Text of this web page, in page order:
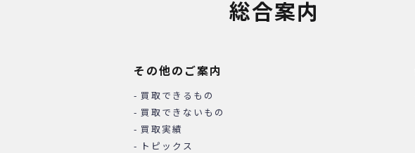
総合案内
その他のご案内
買取できるもの
買取できないもの
買取実績
トピックス